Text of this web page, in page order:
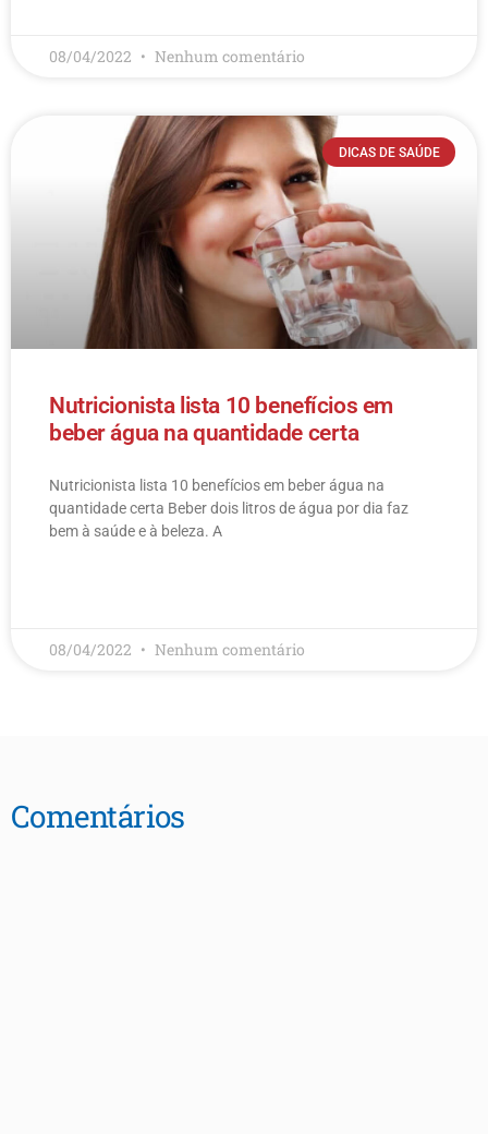
08/04/2022 Nenhum comentário
DICAS DE SAÚDE
Nutricionista lista 10 benefícios em
beber água na quantidade certa
Nutricionista lista 10 benefícios em beber água na
quantidade certa Beber dois litros de água por dia faz
bem à saúde e à beleza. A
08/04/2022 Nenhum comentário
Comentários